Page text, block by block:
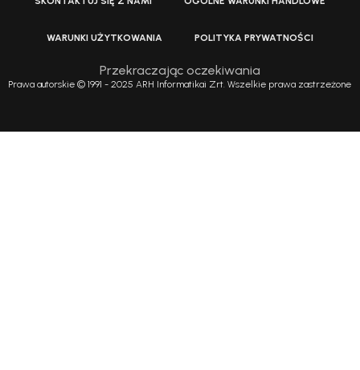
WARUNKI UŻYTKOWANIA POLITYKA PRYWATNOŚCI
Przekraczając oczekiwania
Prawa autorskie © 1991 - 2025 ARH Informatikai Zrt. Wszelkie prawa zastrzeżone